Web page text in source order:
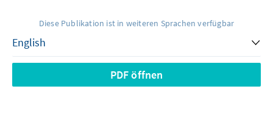
Diese Publikation ist in weiteren Sprachen verfügbar
PDF öffnen